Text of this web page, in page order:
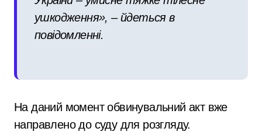
ушкодження», – йдеться в
повідомленні.
На даний момент обвинувальний акт вже
направлено до суду для розгляду.